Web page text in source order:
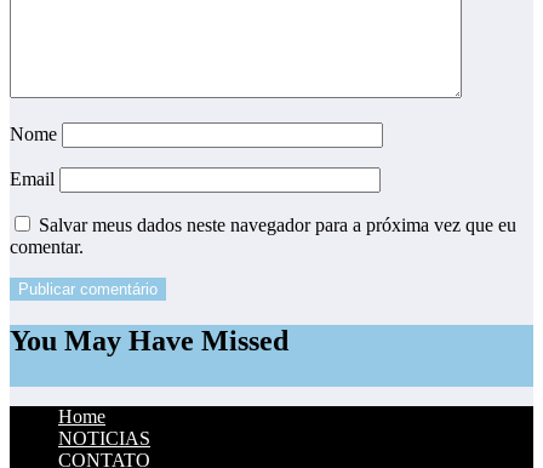
Nome
Email
Salvar meus dados neste navegador para a próxima vez que eu
comentar.
You May Have Missed
Home
NOTICIAS
CONTATO